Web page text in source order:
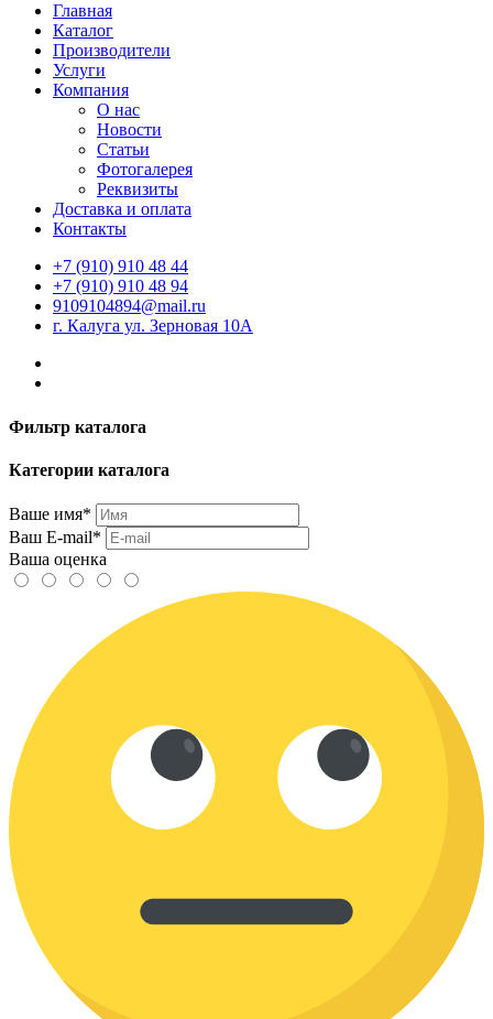
Главная
Каталог
Производители
Услуги
Компания
О нас
Новости
Статьи
Фотогалерея
Реквизиты
Доставка и оплата
Контакты
+7 (910) 910 48 44
+7 (910) 910 48 94
9109104894@mail.ru
г. Калуга ул. Зерновая 10А
Фильтр каталога
Категории каталога
Ваше имя*
Ваш E-mail*
Ваша оценка